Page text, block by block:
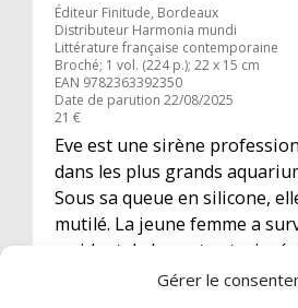
Gérer le
Éditeur Finitude, Bordeaux
Distributeur Harmonia mundi
Littérature française contemporaine
Broché; 1 vol. (224 p.); 22 x 15 cm
EAN 9782363392350
Date de parution 22/08/2025
21 €
Eve est une sirène
dans les plus grands
Sous sa queue en silicone,
mutilé. La jeune femme a
accident de la route et a juré
attendant de trouver le